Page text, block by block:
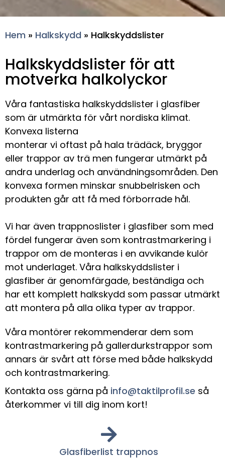
Hem » Halkskydd » Halkskyddslister
Halkskyddslister för att
motverka halkolyckor
Våra fantastiska halkskyddslister i glasfiber
som är utmärkta för vårt nordiska klimat.
Konvexa listerna
monterar vi oftast på hala trädäck, bryggor
eller trappor av trä men fungerar utmärkt på
andra underlag och användningsområden. Den
konvexa formen minskar snubbelrisken och
produkten går att få med förborrade hål.
Vi har även trappnoslister i glasfiber som med
fördel fungerar även som kontrastmarkering i
trappor om de monteras i en avvikande kulör
mot underlaget. Våra halkskyddslister i
glasfiber är genomfärgade, beständiga och
har ett komplett halkskydd som passar utmärkt
att montera på alla olika typer av trappor.
Våra montörer rekommenderar dem som
kontrastmarkering på gallerdurkstrappor som
annars är svårt att förse med både halkskydd
och kontrastmarkering.
Kontakta oss gärna på info@taktilprofil.se så
återkommer vi till dig inom kort!
Glasfiberlist trappnos